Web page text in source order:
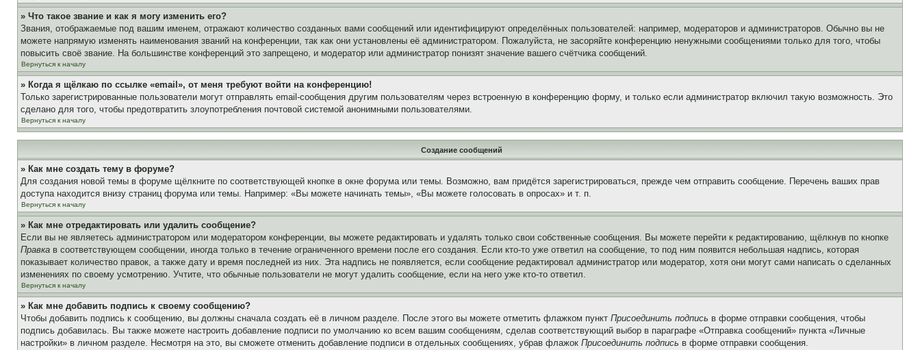
» Что такое звание и как я могу изменить его?
Звания, отображаемые под вашим именем, отражают количество созданных вами сообщений или идентифицируют определённых пользователей: например, модераторов и администраторов. Обычно вы не
можете напрямую изменять наименования званий на конференции, так как они установлены её администратором. Пожалуйста, не засоряйте конференцию ненужными сообщениями только для того, чтобы
повысить своё звание. На большинстве конференций это запрещено, и модератор или администратор понизят значение вашего счётчика сообщений.
Вернуться к началу
» Когда я щёлкаю по ссылке «email», от меня требуют войти на конференцию!
Только зарегистрированные пользователи могут отправлять email-сообщения другим пользователям через встроенную в конференцию форму, и только если администратор включил такую возможность. Это
сделано для того, чтобы предотвратить злоупотребления почтовой системой анонимными пользователями.
Вернуться к началу
Создание сообщений
» Как мне создать тему в форуме?
Для создания новой темы в форуме щёлкните по соответствующей кнопке в окне форума или темы. Возможно, вам придётся зарегистрироваться, прежде чем отправить сообщение. Перечень ваших прав
доступа находится внизу страниц форума или темы. Например: «Вы можете начинать темы», «Вы можете голосовать в опросах» и т. п.
Вернуться к началу
» Как мне отредактировать или удалить сообщение?
Если вы не являетесь администратором или модератором конференции, вы можете редактировать и удалять только свои собственные сообщения. Вы можете перейти к редактированию, щёлкнув по кнопке
Правка в соответствующем сообщении, иногда только в течение ограниченного времени после его создания. Если кто-то уже ответил на сообщение, то под ним появится небольшая надпись, которая
показывает количество правок, а также дату и время последней из них. Эта надпись не появляется, если сообщение редактировал администратор или модератор, хотя они могут сами написать о сделанных
изменениях по своему усмотрению. Учтите, что обычные пользователи не могут удалить сообщение, если на него уже кто-то ответил.
Вернуться к началу
» Как мне добавить подпись к своему сообщению?
Чтобы добавить подпись к сообщению, вы должны сначала создать её в личном разделе. После этого вы можете отметить флажком пункт Присоединить подпись в форме отправки сообщения, чтобы
подпись добавилась. Вы также можете настроить добавление подписи по умолчанию ко всем вашим сообщениям, сделав соответствующий выбор в параграфе «Отправка сообщений» пункта «Личные
настройки» в личном разделе. Несмотря на это, вы сможете отменить добавление подписи в отдельных сообщениях, убрав флажок Присоединить подпись в форме отправки сообщения.